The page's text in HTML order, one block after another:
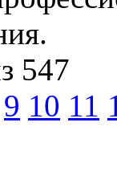
547
9 10 11